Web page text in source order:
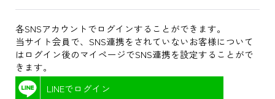
各SNSアカウントでログインすることができます。
当サイト会員で、SNS連携をされていないお客様について
はログイン後のマイページでSNS連携を設定することがで
きます。
LINEでログイン